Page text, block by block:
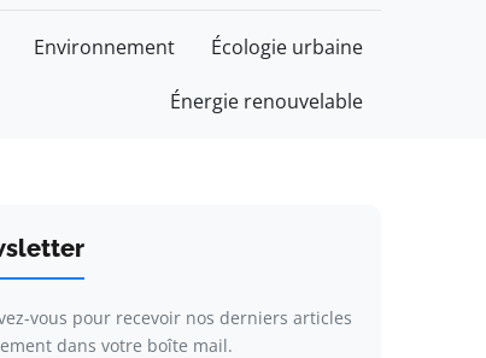
Environnement Écologie urbaine
Énergie renouvelable
vous pour recevoir nos derniers articles
dans votre boîte mail.